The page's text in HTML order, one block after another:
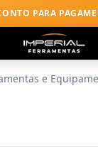
PARA
e